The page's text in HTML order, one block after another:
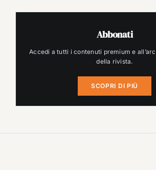
Abbonati
Accedi a tutti i contenuti premium e
della rivista.
SCOPRI DI PIÙ